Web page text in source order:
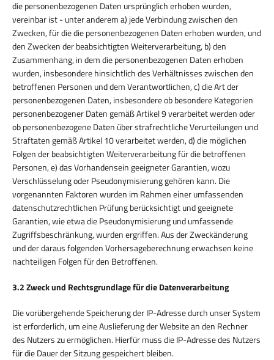
die personenbezogenen Daten ursprünglich erhoben wurden,
vereinbar ist - unter anderem a) jede Verbindung zwischen den
Zwecken, für die die personenbezogenen Daten erhoben wurden, und
den Zwecken der beabsichtigten Weiterverarbeitung, b) den
Zusammenhang, in dem die personenbezogenen Daten erhoben
wurden, insbesondere hinsichtlich des Verhältnisses zwischen den
betroffenen Personen und dem Verantwortlichen, c) die Art der
personenbezogenen Daten, insbesondere ob besondere Kategorien
personenbezogener Daten gemäß Artikel 9 verarbeitet werden oder
ob personenbezogene Daten über strafrechtliche Verurteilungen und
Straftaten gemäß Artikel 10 verarbeitet werden, d) die möglichen
Folgen der beabsichtigten Weiterverarbeitung für die betroffenen
Personen, e) das Vorhandensein geeigneter Garantien, wozu
Verschlüsselung oder Pseudonymisierung gehören kann. Die
vorgenannten Faktoren wurden im Rahmen einer umfassenden
datenschutzrechtlichen Prüfung berücksichtigt und geeignete
Garantien, wie etwa die Pseudonymisierung und umfassende
Zugriffsbeschränkung, wurden ergriffen. Aus der Zweckänderung
und der daraus folgenden Vorhersageberechnung erwachsen keine
nachteiligen Folgen für den Betroffenen.
3.2 Zweck und Rechtsgrundlage für die Datenverarbeitung
Die vorübergehende Speicherung der IP-Adresse durch unser System
ist erforderlich, um eine Auslieferung der Website an den Rechner
des Nutzers zu ermöglichen. Hierfür muss die IP-Adresse des Nutzers
für die Dauer der Sitzung gespeichert bleiben.